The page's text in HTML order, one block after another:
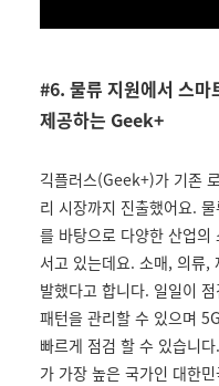
#6. 물류 지원에서 스마
제공하는 Geek+
긱플러스(Geek+)가 기존
리 시장까지 진출했어요.
를 바탕으로 다양한 산업의
서고 있는데요. 소매, 의류,
발했다고 합니다. 일일이
패턴을 관리할 수 있으며
빠르게 점검 할 수 있습니
가 가장 높은 국가인 대한